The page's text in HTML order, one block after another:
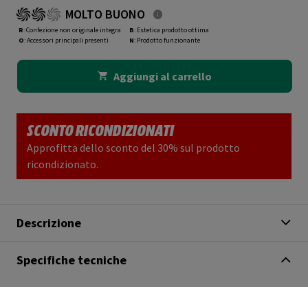
MOLTO BUONO
R: Confezione non originale integra
O: Accessori principali presenti
B: Estetica prodotto ottima
N: Prodotto funzionante
Aggiungi al carrello
SCONTO RICONDIZIONATI
Approfitta dello sconto del 30% sul prodotto
ricondizionato.
Descrizione
Specifiche tecniche